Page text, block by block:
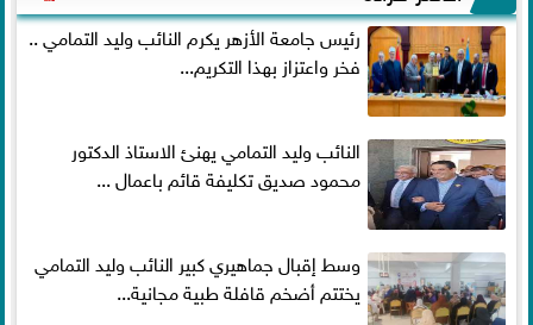
رئيس جامعة الأزهر يكرم النائب وليد التمامي ..
فخر واعتزاز بهذا التكريم...
النائب وليد التمامي يهنئ الاستاذ الدكتور
محمود صديق تكليفة قائم باعمال ...
وسط إقبال جماهيري كبير النائب وليد التمامي
يختتم أضخم قافلة طبية مجانية...